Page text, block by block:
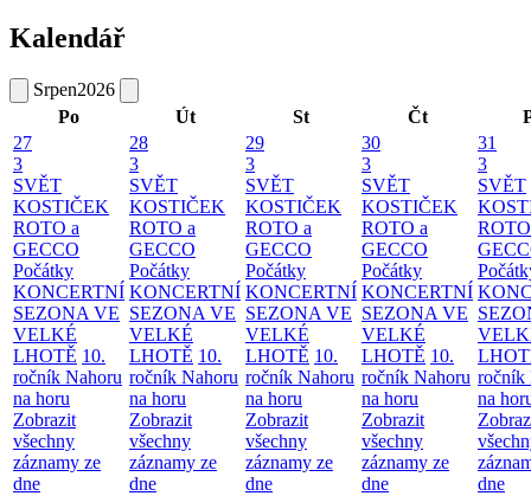
Kalendář
Srpen2026
Po
Út St Čt
27
3
SVĚT
KOSTIČEK
ROTO a
GECCO
Počátky
KONCERTNÍ
SEZONA VE
VELKÉ
LHOTĚ 10.
ročník Nahoru
na horu
Zobrazit
všechny
záznamy ze
dne
28
3
SVĚT
KOSTIČEK
ROTO a
GECCO
Počátky
KONCERTNÍ
SEZONA VE
VELKÉ
LHOTĚ 10.
ročník Nahoru
na horu
Zobrazit
všechny
záznamy ze
dne
29
3
SVĚT
KOSTIČEK
ROTO a
GECCO
Počátky
KONCERTNÍ
SEZONA VE
VELKÉ
LHOTĚ 10.
ročník Nahoru
na horu
Zobrazit
všechny
záznamy ze
dne
30
3
SVĚT
KOSTIČEK
ROTO a
GECCO
Počátky
KONCERTNÍ
SEZONA VE
VELKÉ
LHOTĚ 10.
ročník Nahoru
na horu
Zobrazit
všechny
záznamy ze
dne
31
3
SVĚT
ročník
na
dne